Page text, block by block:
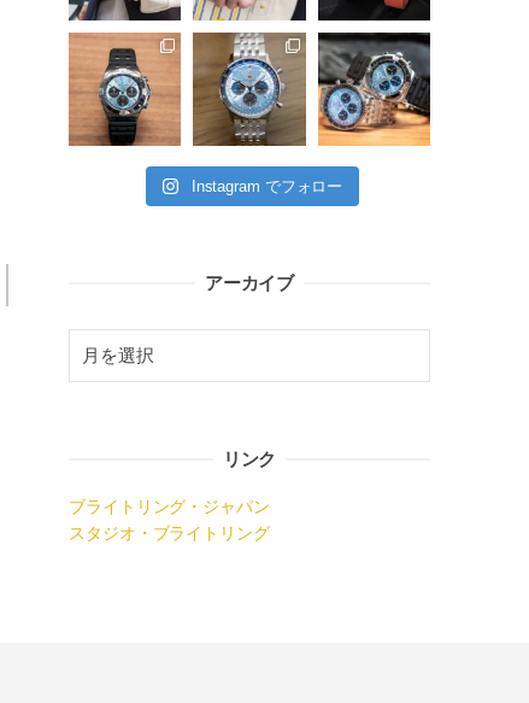
Instagram でフォロー
アーカイブ
リンク
ブライトリング・ジャパン
スタジオ・ブライトリング